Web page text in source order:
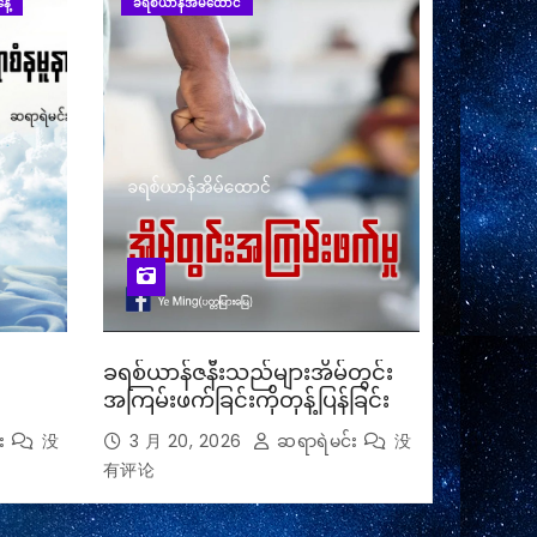
没
ခရစ်ယာန်ဇနီးသည်များအိမ်တွင်း
အကြမ်းဖက်ခြင်းကိုတုန့်ပြန်ခြင်း
3 月 20, 2026 ဆရာရဲမင်း
没
有评论